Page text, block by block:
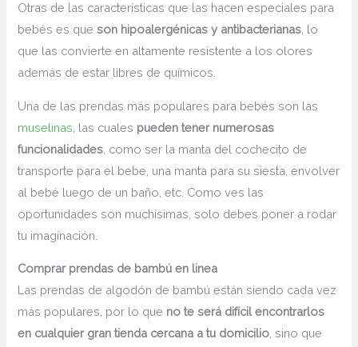
Otras de las características que las hacen especiales para
bebés es queson hipoalergénicas y antibacterianas , lo
que las convierte en altamente resistente a los olores
además de estar libres de químicos.
Una de las prendas más populares para bebés son las
muselinas , las cuales pueden tener numerosas
funcionalidades , como ser la manta del cochecito de
transporte para el bebe, una manta para su siesta, envolver
al bebé luego de un baño, etc. Como ves las
oportunidades son muchísimas, solo debes poner a rodar
tu imaginación.
Comprar prendas de bambú en linea
Las prendas de algodón de bambú están siendo cada vez
más populares, por lo que no te será difícil encontrarlos
en cualquier gran tienda cercana a tu domicilio , sino que